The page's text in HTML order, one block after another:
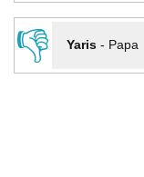
👎
Yaris- Papa